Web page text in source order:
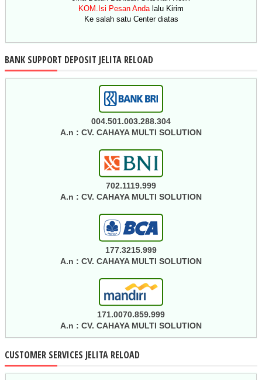
KOM.Isi Pesan Anda lalu Kirim
Ke salah satu Center diatas
BANK SUPPORT DEPOSIT JELITA RELOAD
004.501.003.288.304
A.n : CV. CAHAYA MULTI SOLUTION
702.1119.999
A.n : CV. CAHAYA MULTI SOLUTION
177.3215.999
A.n : CV. CAHAYA MULTI SOLUTION
171.0070.859.999
A.n : CV. CAHAYA MULTI SOLUTION
CUSTOMER SERVICES JELITA RELOAD